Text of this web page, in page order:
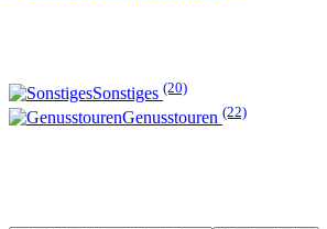
Sonstiges (20)
Genusstouren (22)